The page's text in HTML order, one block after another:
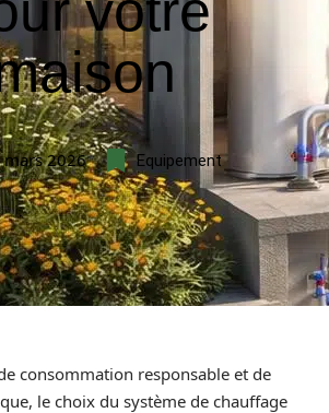
mars 2026 Equipement
consommation responsable et de
le choix du système de chauffage